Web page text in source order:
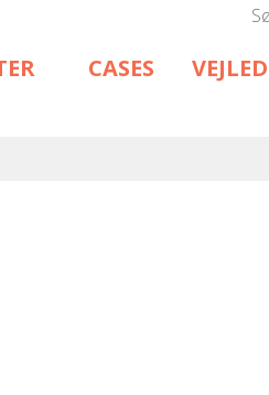
CASES